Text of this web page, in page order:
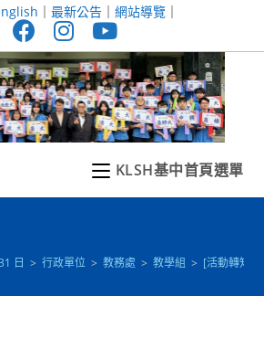
｜ 最新公告｜ 網站導覽｜
KLSH基中首頁選單
日 > 行政單位 > 教務處 > 教學組 > [活動轉知]